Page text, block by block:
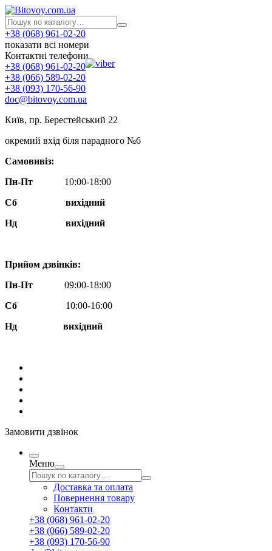
+38 (068) 961-02-20
показати всі номери
Контактні телефони
+38 (068) 961-02-20
+38 (066) 589-02-20
+38 (093) 170-56-90
doc@bitovoy.com.ua
Київ, пр. Берестейський 22
окремий вхід біля парадного №6
Самовивіз:
Пн-Пт
10:00-18:00
Сб
вихідний
Нд
вихідний
Прийом дзвінків:
Пн-Пт
09:00-18:00
Сб
10:00-16:00
Нд вихідний
Замовити дзвінок
Меню
Доставка та оплата
Повернення товару
Контакти
+38 (068) 961-02-20
+38 (066) 589-02-20
+38 (093) 170-56-90